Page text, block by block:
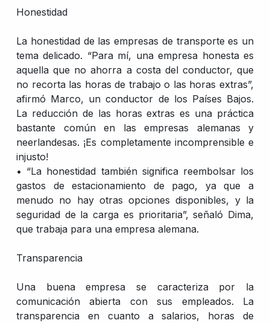
Honestidad
La honestidad de las empresas de transporte es un
tema delicado. “Para mí, una empresa honesta es
aquella que no ahorra a costa del conductor, que
no recorta las horas de trabajo o las horas extras”,
afirmó Marco, un conductor de los Países Bajos.
La reducción de las horas extras es una práctica
bastante común en las empresas alemanas y
neerlandesas. ¡Es completamente incomprensible e
injusto!
• “La honestidad también significa reembolsar los
gastos de estacionamiento de pago, ya que a
menudo no hay otras opciones disponibles, y la
seguridad de la carga es prioritaria”, señaló Dima,
que trabaja para una empresa alemana.
Transparencia
Una buena empresa se caracteriza por la
comunicación abierta con sus empleados. La
transparencia en cuanto a salarios, horas de